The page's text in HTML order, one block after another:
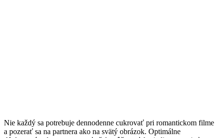
Nie každý sa potrebuje dennodenne cukrovať pri romantickom filme
a pozerať sa na partnera ako na svätý obrázok. Optimálne